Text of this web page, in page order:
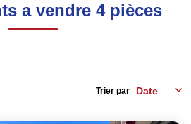
ESTIMER
a vendre 4 pièces
Trier par